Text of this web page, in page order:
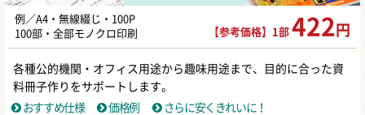
例／A4・無線綴じ・100P
100部・全部モノクロ印刷
【参考価格】1部 422 円
各種公的機関・オフィス用途から趣味用途まで、目的に合った資
料冊子作りをサポートします。
おすすめ仕様
価格例 さらに安くきれいに！